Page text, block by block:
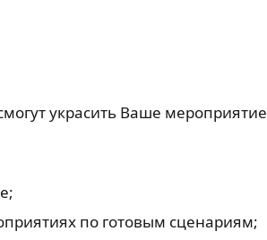
украсить Ваше мероприятие
по готовым сценариям;